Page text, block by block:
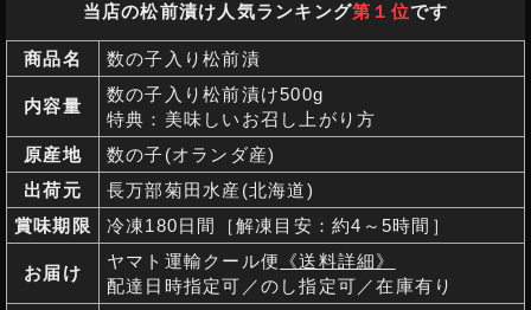
当店の松前漬け人気ランキング第１位です
商品名 数の子入り松前漬
内容量
数の子入り松前漬け500g
特典：美味しいお召し上がり方
原産地
数の子(オランダ産)
出荷元
長万部菊田水産(北海道)
賞味期限
冷凍180日間［解凍目安：約4～5時間］
お届け
ヤマト運輸クール便 《送料詳細》
配達日時指定可／のし指定可／在庫有り